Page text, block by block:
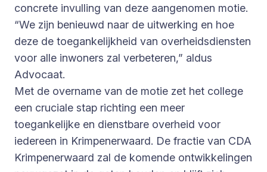
concrete invulling van deze aangenomen motie.
“We zijn benieuwd naar de uitwerking en hoe
deze de toegankelijkheid van overheidsdiensten
voor alle inwoners zal verbeteren,” aldus
Advocaat.
Met de overname van de motie zet het college
een cruciale stap richting een meer
toegankelijke en dienstbare overheid voor
iedereen in Krimpenerwaard. De fractie van CDA
Krimpenerwaard zal de komende ontwikkelingen